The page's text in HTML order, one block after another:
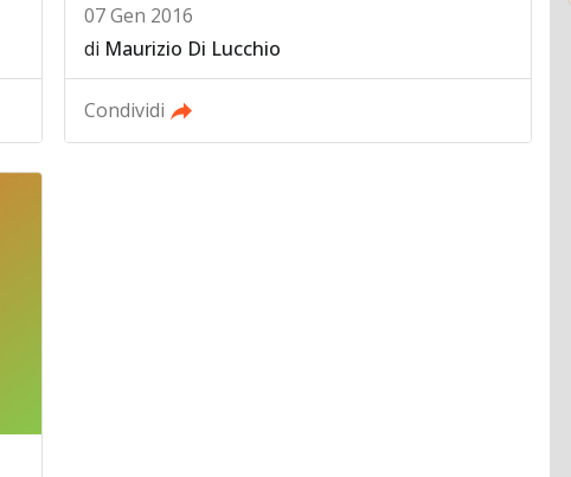
07 Gen 2016
di Maurizio Di Lucchio
Condividi